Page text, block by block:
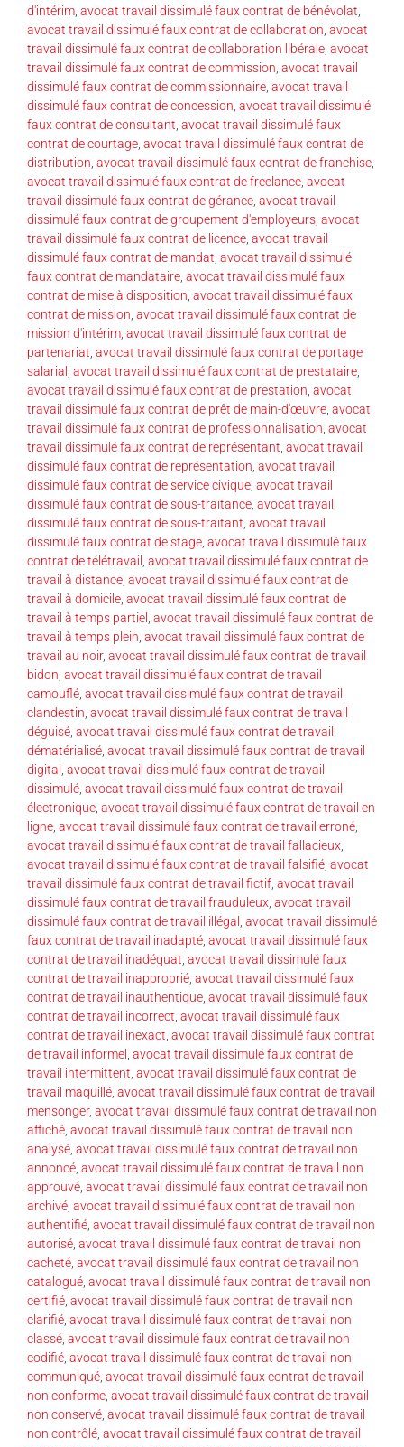
d'intérim avocat travail dissimulé faux contrat de bénévolat
avocat travail dissimulé faux contrat de collaboration avocat
travail dissimulé faux contrat de collaboration libérale avocat
travail dissimulé faux contrat de commission avocat travail
dissimulé faux contrat de commissionnaire avocat travail
dissimulé faux contrat de concession avocat travail dissimulé
faux contrat de consultant avocat travail dissimulé faux
contrat de courtage avocat travail dissimulé faux contrat de
distribution avocat travail dissimulé faux contrat de franchise
avocat travail dissimulé faux contrat de freelance avocat
travail dissimulé faux contrat de gérance avocat travail
dissimulé faux contrat de groupement d'employeurs avocat
travail dissimulé faux contrat de licence avocat travail
dissimulé faux contrat de mandat avocat travail dissimulé
faux contrat de mandataire avocat travail dissimulé faux
contrat de mise à disposition avocat travail dissimulé faux
contrat de mission avocat travail dissimulé faux contrat de
mission d'intérim avocat travail dissimulé faux contrat de
partenariat avocat travail dissimulé faux contrat de portage
salarial
avocat travail dissimulé faux contrat de prestataire
avocat travail dissimulé faux contrat de prestation avocat
travail dissimulé faux contrat de prêt de main-d'œuvre avocat
travail dissimulé faux contrat de professionnalisation avocat
travail dissimulé faux contrat de représentant avocat travail
dissimulé faux contrat de représentation avocat travail
dissimulé faux contrat de service civique avocat travail
dissimulé faux contrat de sous-traitance avocat travail
dissimulé faux contrat de sous-traitant avocat travail
dissimulé faux contrat de stage avocat travail dissimulé faux
contrat de télétravail
avocat travail dissimulé faux contrat de
travail à distance avocat travail dissimulé faux contrat de
travail à domicile avocat travail dissimulé faux contrat de
travail à temps partiel avocat travail dissimulé faux contrat de
travail à temps plein avocat travail dissimulé faux contrat de
travail au noir, avocat travail dissimulé faux contrat de travail
bidon avocat travail dissimulé faux contrat de travail
camouflé avocat travail dissimulé faux contrat de travail
clandestin avocat travail dissimulé faux contrat de travail
déguisé avocat travail dissimulé faux contrat de travail
dématérialisé avocat travail dissimulé faux contrat de travail
digital
avocat travail dissimulé faux contrat de travail
dissimulé avocat travail dissimulé faux contrat de travail
électronique avocat travail dissimulé faux contrat de travail en
ligne avocat travail dissimulé faux contrat de travail erroné
avocat travail dissimulé faux contrat de travail fallacieux
avocat travail dissimulé faux contrat de travail falsifié avocat
travail dissimulé faux contrat de travail fictif avocat travail
dissimulé faux contrat de travail frauduleux avocat travail
dissimulé faux contrat de travail illégal
avocat travail dissimulé
faux contrat de travail inadapté avocat travail dissimulé faux
contrat de travail inadéquat avocat travail dissimulé faux
contrat de travail inapproprié avocat travail dissimulé faux
contrat de travail inauthentique avocat travail dissimulé faux
contrat de travail incorrect avocat travail dissimulé faux
contrat de travail inexact avocat travail dissimulé faux contrat
de travail informel avocat travail dissimulé faux contrat de
travail intermittent avocat travail dissimulé faux contrat de
travail maquillé avocat travail dissimulé faux contrat de travail
mensonger, avocat travail dissimulé faux contrat de travail non
affiché avocat travail dissimulé faux contrat de travail non
analysé avocat travail dissimulé faux contrat de travail non
annoncé avocat travail dissimulé faux contrat de travail non
approuvé avocat travail dissimulé faux contrat de travail non
archivé avocat travail dissimulé faux contrat de travail non
authentifié avocat travail dissimulé faux contrat de travail non
autorisé avocat travail dissimulé faux contrat de travail non
cacheté avocat travail dissimulé faux contrat de travail non
catalogué avocat travail dissimulé faux contrat de travail non
certifié avocat travail dissimulé faux contrat de travail non
clarifié avocat travail dissimulé faux contrat de travail non
classé avocat travail dissimulé faux contrat de travail non
codifié avocat travail dissimulé faux contrat de travail non
communiqué avocat travail dissimulé faux contrat de travail
non conforme avocat travail dissimulé faux contrat de travail
non conservé avocat travail dissimulé faux contrat de travail
non contrôlé avocat travail dissimulé faux contrat de travail